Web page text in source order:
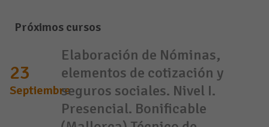
Próximos cursos
23
Septiembre
Elaboración de Nóminas,
elementos de cotización y
seguros sociales. Nivel I.
Presencial. Bonificable